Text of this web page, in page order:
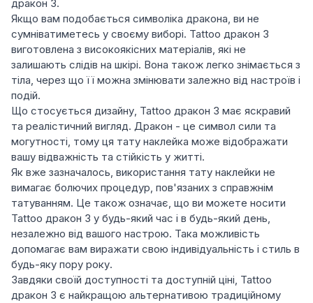
дракон 3.
Якщо вам подобається символіка дракона, ви не
сумніватиметесь у своєму виборі. Tattoo дракон 3
виготовлена з високоякісних матеріалів, які не
залишають слідів на шкірі. Вона також легко знімається з
тіла, через що її можна змінювати залежно від настроїв і
подій.
Що стосується дизайну, Tattoo дракон 3 має яскравий
та реалістичний вигляд. Дракон - це символ сили та
могутності, тому ця тату наклейка може відображати
вашу відважність та стійкість у житті.
Як вже зазначалось, використання тату наклейки не
вимагає болючих процедур, пов'язаних з справжнім
татуванням. Це також означає, що ви можете носити
Tattoo дракон 3 у будь-який час і в будь-який день,
незалежно від вашого настрою. Така можливість
допомагає вам виражати свою індивідуальність і стиль в
будь-яку пору року.
Завдяки своїй доступності та доступній ціні, Tattoo
дракон 3 є найкращою альтернативою традиційному